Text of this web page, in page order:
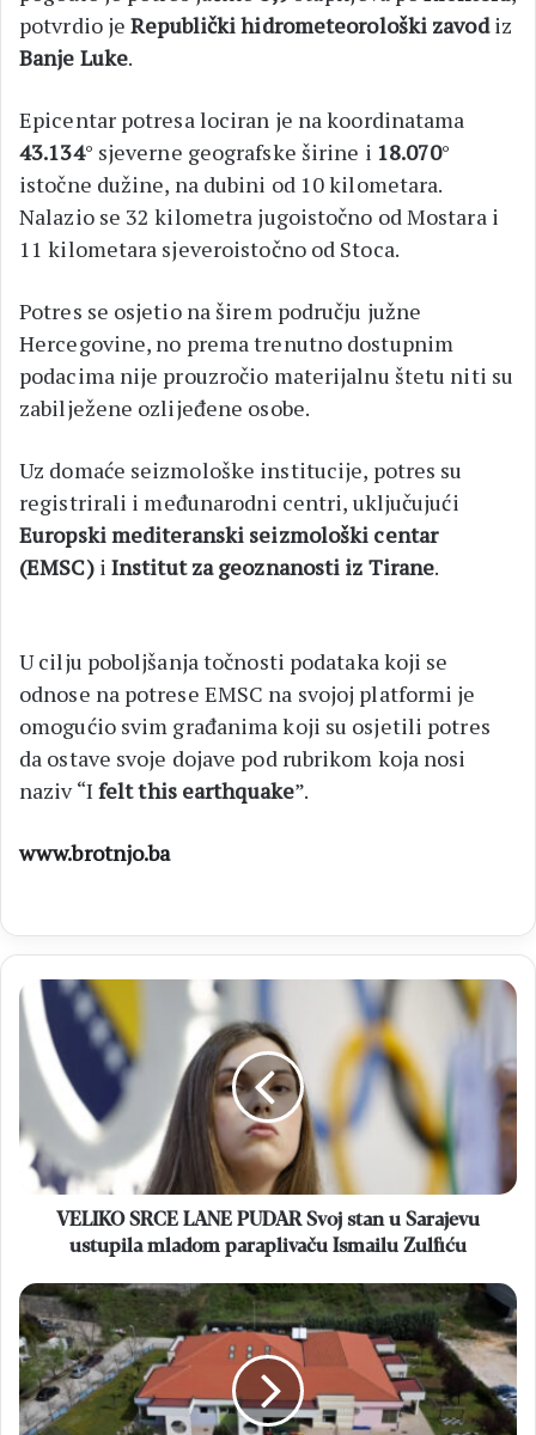
potvrdio jeRepublički hidrometeorološki zavodiz
Banje Luke.
Epicentar potresa lociran je na koordinatama
43.134° sjeverne geografske širine i 18.070°
istočne dužine, na dubini od 10 kilometara.
Nalazio se 32 kilometra jugoistočno od Mostara i
11 kilometara sjeveroistočno od Stoca.
Potres se osjetio na širem području južne
Hercegovine, no prema trenutno dostupnim
podacima nije prouzročio materijalnu štetu niti su
zabilježene ozlijeđene osobe.
Uz domaće seizmološke institucije, potres su
registrirali i međunarodni centri, uključujući
Europski mediteranski seizmološki centar
(EMSC)i Institut za geoznanosti iz Tirane.
U cilju poboljšanja točnosti podataka koji se
odnose na potrese EMSC na svojoj platformi je
omogućio svim građanima koji su osjetili potres
da ostave svoje dojave pod rubrikom koja nosi
naziv “I felt this earthquake”.
www.brotnjo.ba
VELIKO
SRCE
LANE
PUDAR
Svoj
stan
u
Sarajevu
ustupila
mladom
paraplivaču
Zulfiću
VELIKO SRCE LANE PUDAR Svoj stan u Sarajevu
ustupila mladom paraplivaču Ismailu Zulfiću
OBAVIJEST
Upisi
djece
u
Dječji
vrtić